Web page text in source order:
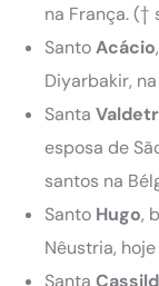
na França. (†
SantoAcácio
Diyarbakir,
Santa
esposa de
santos na
Santo Hugo,
Nêustria,
Santa